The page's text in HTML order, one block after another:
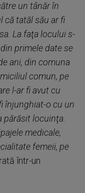
un tânăr în
că tatăl său ar fi
La faţa locului s-
primele date se
ani, din comuna
comun, pe
l-ar fi avut cu
înjunghiat-o cu un
părăsit locuinţa.
medicale,
femeii, pe
într-un